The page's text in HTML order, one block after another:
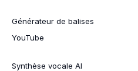
Générateur de balises
YouTube
Synthèse vocale AI